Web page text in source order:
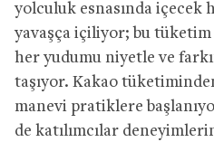
yolculuk esnasında içecek
yavaşça içiliyor; bu tüketim
her yudumu niyetle ve
taşıyor. Kakao
manevi pratiklere
de katılımcılar